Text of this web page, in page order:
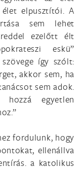
élet elpusztítói. A
sem lehet
ezelőtt élt
eskü”
így szólt:
akkor sem, ha
sem adok.
hozzá egyetlen
fordulunk, hogy
ellenállva
a katolikus